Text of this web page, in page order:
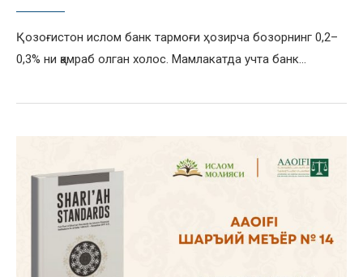
Қозоғистон ислом банк тармоғи ҳозирча бозорнинг 0,2–
0,3% ни қамраб олган холос. Мамлакатда учта банк…